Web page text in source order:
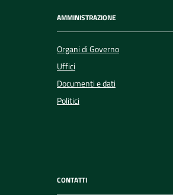
AMMINISTRAZIONE
Organi di Governo
Uffici
Documenti e dati
Politici
CONTATTI